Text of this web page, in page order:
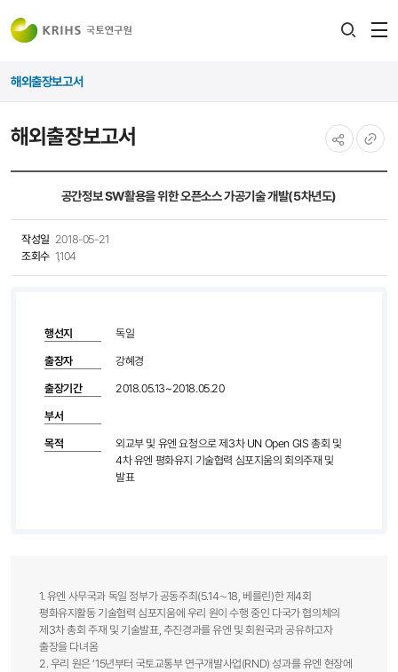
해외출장보고서
해외출장보고서
공간정보 SW활용을 위한 오픈소스 가공기술 개발(5차년도)
작성일 2018-05-21
조회수 1,104
행선지 독일
출장자 강혜경
출장기간 2018.05.13~2018.05.20
부서
목적
외교부 및 유엔 요청으로 제3차 UN Open GIS 총회 및
4차 유엔 평화유지 기술협력 심포지움의 회의주재 및
발표
1. 유엔 사무국과 독일 정부가 공동주최(5.14∼18, 베를린)한 제4회
평화유지활동 기술협력 심포지움에 우리 원이 수행 중인 다국가 협의체의
제3차 총회 주재 및 기술발표, 추진경과를 유엔 및 회원국과 공유하고자
출장을 다녀옴​
2. 우리 원은 ‘15년부터 국토교통부 연구개발사업(RND) 성과를 유엔 현장에